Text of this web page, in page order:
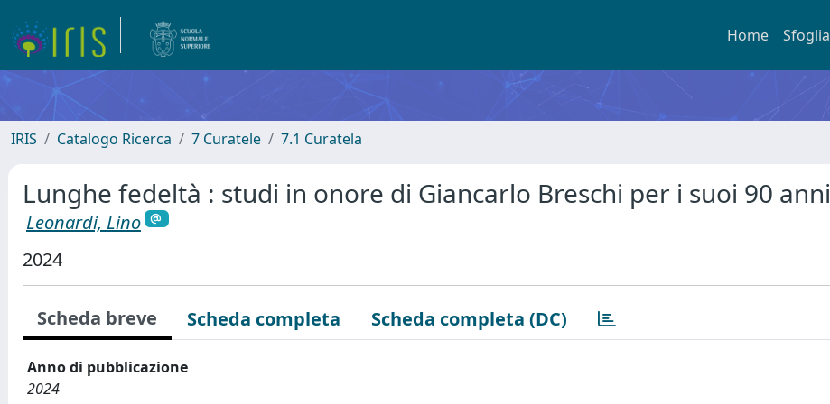
Home Sfoglia
IRIS Catalogo Ricerca 7 Curatele 7.1 Curatela
Lunghe fedeltà : studi in onore di Giancarlo Breschi per i suoi 90 anni
Leonardi, Lino
2024
Scheda breve Scheda completa Scheda completa (DC)
Anno di pubblicazione
2024